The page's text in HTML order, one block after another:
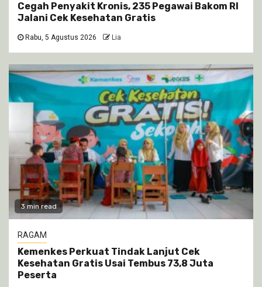
Cegah Penyakit Kronis, 235 Pegawai Bakom RI
Jalani Cek Kesehatan Gratis
Rabu, 5 Agustus 2026 Lia
3 min read
RAGAM
Kemenkes Perkuat Tindak Lanjut Cek
Kesehatan Gratis Usai Tembus 73,8 Juta
Peserta